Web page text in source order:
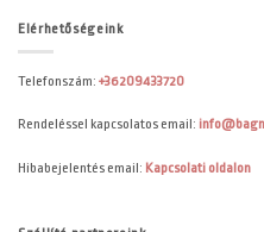
Elérhetőségeink
Telefonszám: +36209433720
Rendeléssel kapcsolatos email:
Hibabejelentés email: Kapcsolati oldalon